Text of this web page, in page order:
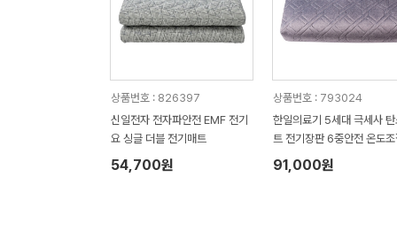
상품번호 : 826397
신일전자 전자파안전 EMF 전기
요 싱글 더블 전기매트
54,700원
상품번호 : 793024
한일의료기 5세대 극세사 탄
트 전기장판 6중안전 온도조
극세사 더블2000PD
91,000원